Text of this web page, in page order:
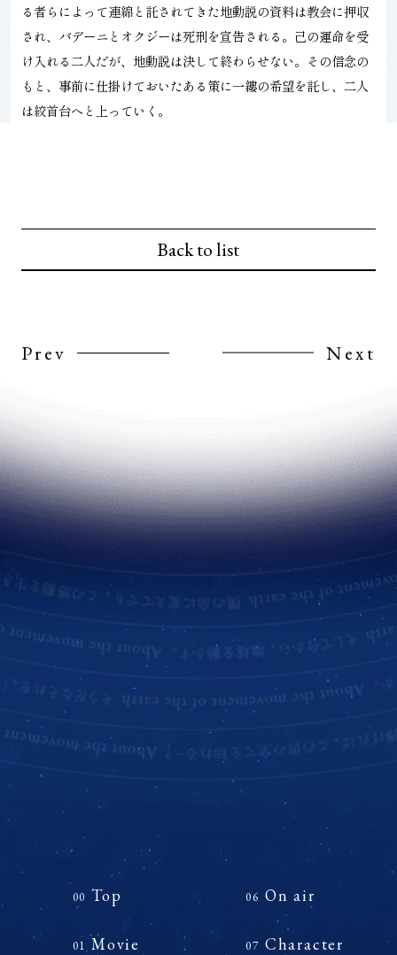
る者らによって連綿と託されてきた地動説の資料は教会に押収
され、バデーニとオクジーは死刑を宣告される。己の運命を受
け入れる二人だが、地動説は決して終わらせない。その信念の
もと、事前に仕掛けておいたある策に一縷の希望を託し、二人
は絞首台へと上っていく。
Prev
Back to list
Next
00 Top
01 Movie
06 On air
07 Character